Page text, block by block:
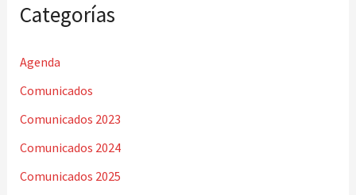
Categorías
Agenda
Comunicados
Comunicados 2023
Comunicados 2024
Comunicados 2025